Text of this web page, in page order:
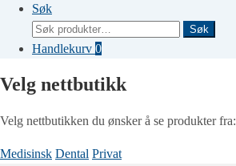
Søk
Søk
etter:
Søk
Handlekurv 0
Velg nettbutikk
Velg nettbutikken du ønsker å se produkter fra:
Medisinsk Dental Privat